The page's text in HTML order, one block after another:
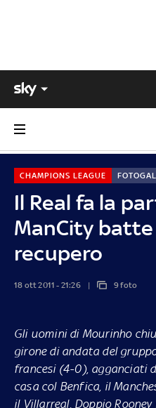
Il Real fa la
ManCity
recupero
CHAMPIONS LEAGUE
18 ott 2011 - 21:26 9 foto
Gli uomini di Mourinho
girone di andata del
francesi (4-0), agganciati
casa col Benfica, il
il Villarreal. Doppio Rooney